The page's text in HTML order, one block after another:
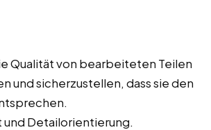
Qualität von bearbeiteten Teilen
und sicherzustellen, dass sie den
Detailorientierung.